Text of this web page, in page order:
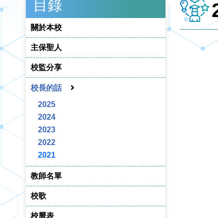
目錄
關於本校
主保聖人
校監分享
校長的話
2025
2024
2023
2022
2021
教師名單
校歌
校曆表